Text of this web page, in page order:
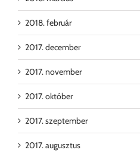
2018. február
2017. december
2017. november
2017. október
2017. szeptember
2017. augusztus